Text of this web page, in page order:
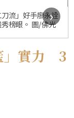
流」好手廖永詮
榜眼。 圖/佛光
›
」實力 3